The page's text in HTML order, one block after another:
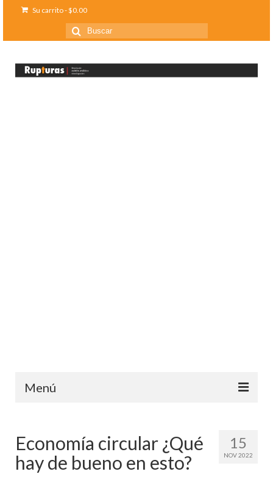
Su carrito-$0.00
Buscar
por:
Menú
Ediciones anteriores
Contáctanos
15
NOV 2022
Economía circular ¿Qué
hay de bueno en esto?